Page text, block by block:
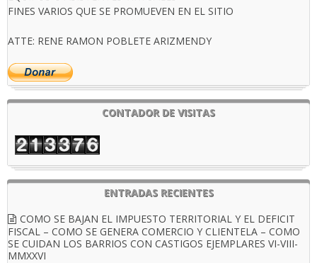
FINES VARIOS QUE SE PROMUEVEN EN EL SITIO
ATTE: RENE RAMON POBLETE ARIZMENDY
CONTADOR DE VISITAS
ENTRADAS RECIENTES
COMO SE BAJAN EL IMPUESTO TERRITORIAL Y EL DEFICIT
FISCAL – COMO SE GENERA COMERCIO Y CLIENTELA – COMO
SE CUIDAN LOS BARRIOS CON CASTIGOS EJEMPLARES VI-VIII-
MMXXVI